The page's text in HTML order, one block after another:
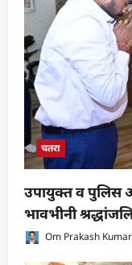
चतरा
उपायुक्त व पुलिस
भावभीनी
Om Prakash Kumar